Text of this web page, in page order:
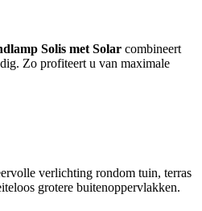
Solis met Solar combineert
Zo profiteert u van maximale
verlichting rondom tuin, terras
grotere buitenoppervlakken.